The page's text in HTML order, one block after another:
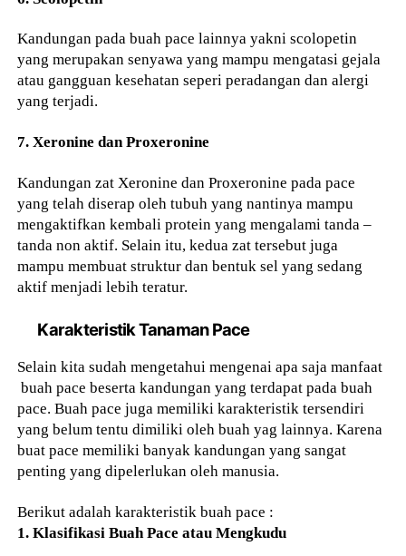
Kandungan pada buah pace lainnya yakni scolopetin
yang merupakan senyawa yang mampu mengatasi gejala
atau gangguan kesehatan seperi peradangan dan alergi
yang terjadi.
7. Xeronine dan Proxeronine
Kandungan zat Xeronine dan Proxeronine pada pace
yang telah diserap oleh tubuh yang nantinya mampu
mengaktifkan kembali protein yang mengalami tanda –
tanda non aktif. Selain itu, kedua zat tersebut juga
mampu membuat struktur dan bentuk sel yang sedang
aktif menjadi lebih teratur.
Karakteristik Tanaman Pace
Selain kita sudah mengetahui mengenai apa saja manfaat
buah pace beserta kandungan yang terdapat pada buah
pace. Buah pace juga memiliki karakteristik tersendiri
yang belum tentu dimiliki oleh buah yag lainnya. Karena
buat pace memiliki banyak kandungan yang sangat
penting yang dipelerlukan oleh manusia.
Berikut adalah karakteristik buah pace :
1. Klasifikasi Buah Pace atau Mengkudu